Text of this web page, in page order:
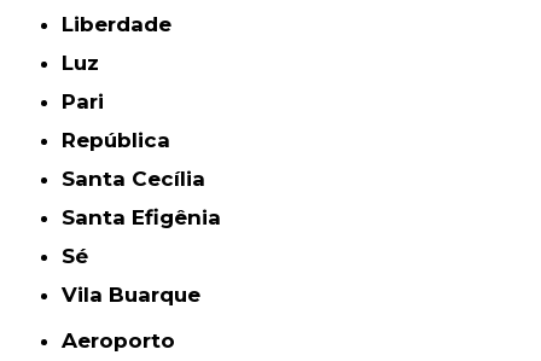
Liberdade
Luz
Pari
República
Santa Cecília
Santa Efigênia
Sé
Vila Buarque
Aeroporto